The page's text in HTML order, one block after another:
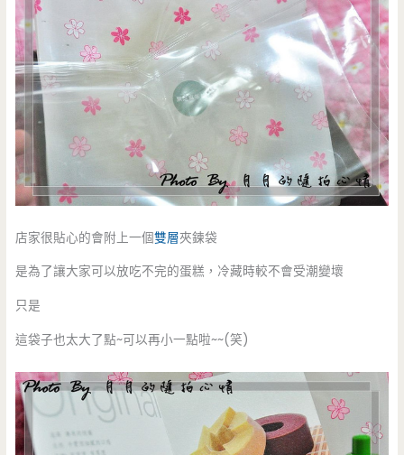
店家很貼心的會附上一個雙層夾鍊袋
是為了讓大家可以放吃不完的蛋糕，冷藏時較不會受潮變壞
只是
這袋子也太大了點~可以再小一點啦~~(笑)